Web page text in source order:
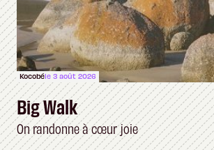
Kocobéle 3 août 2026
Big Walk
On randonne à cœur joie